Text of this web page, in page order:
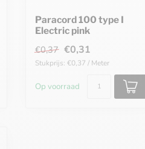
Paracord 100 type I
Electric pink
€0,37 €0,31
Stukprijs: €0,37 / Meter
Op voorraad